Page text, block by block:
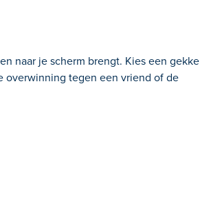
naar je scherm brengt. Kies een gekke
overwinning tegen een vriend of de
door AVIX Games. Duimvechter is
cijfers te spelen, waaronder Blinky,
in je browser om te bewijzen wie de